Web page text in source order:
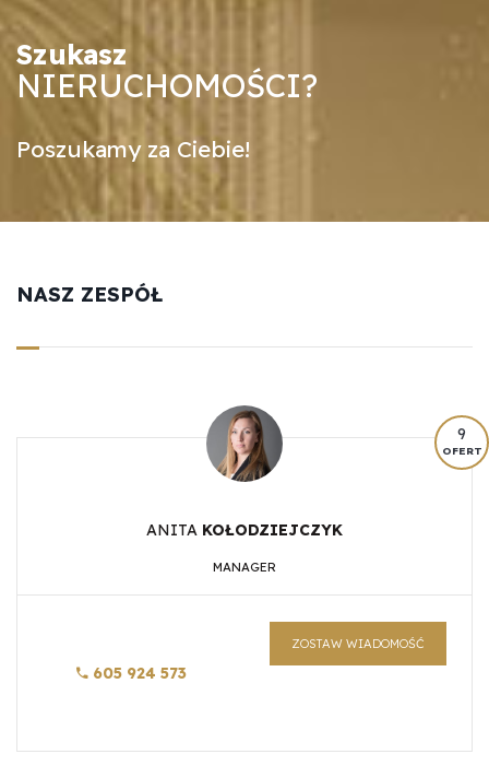
Szukasz
NIERUCHOMOŚCI?
Poszukamy za Ciebie!
NASZ ZESPÓŁ
9
OFERT
ANITA KOŁODZIEJCZYK
MANAGER
605 924 573
ZOSTAW WIADOMOŚĆ